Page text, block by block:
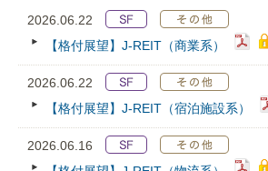
2026.06.22
【格付展望】J-REIT（商業系）
2026.06.22
【格付展望】J-REIT（宿泊施設系）
2026.06.16